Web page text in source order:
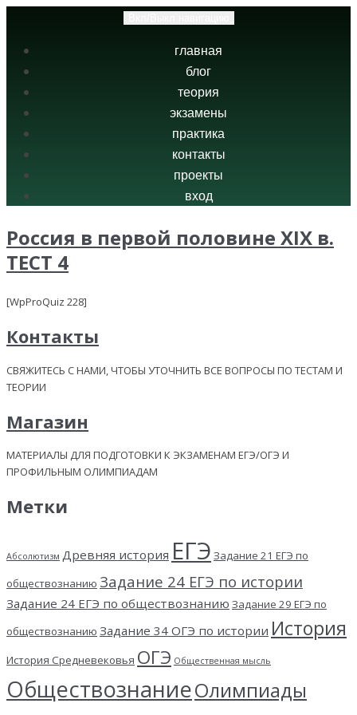
главная
блог
теория
экзамены
практика
контакты
проекты
вход
Россия в первой половине XIX в.
ТЕСТ 4
[WpProQuiz 228]
Контакты
СВЯЖИТЕСЬ С НАМИ, ЧТОБЫ УТОЧНИТЬ ВСЕ ВОПРОСЫ ПО ТЕСТАМ И
ТЕОРИИ
Магазин
МАТЕРИАЛЫ ДЛЯ ПОДГОТОВКИ К ЭКЗАМЕНАМ ЕГЭ/ОГЭ И
ПРОФИЛЬНЫМ ОЛИМПИАДАМ
Метки
Абсолютизм Древняя история ЕГЭ Задание 21 ЕГЭ по
обществознанию Задание 24 ЕГЭ по истории
Задание 24 ЕГЭ по обществознанию Задание 29 ЕГЭ по
обществознанию Задание 34 ОГЭ по истории История
История Средневековья ОГЭ Общественная мысль
ОбществознаниеОлимпиады